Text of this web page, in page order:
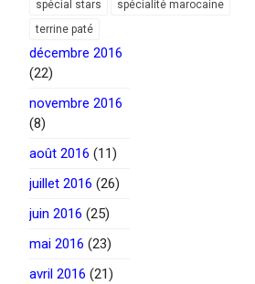
spécial stars
spécialité marocaine
terrine paté
décembre 2016
(22)
novembre 2016
(8)
août 2016 (11)
juillet 2016 (26)
juin 2016 (25)
mai 2016 (23)
avril 2016 (21)